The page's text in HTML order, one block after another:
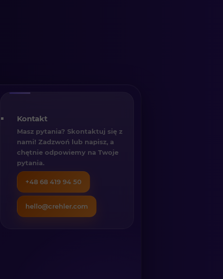
Kontakt
Masz pytania? Skontaktuj się z
nami! Zadzwoń lub napisz, a
chętnie odpowiemy na Twoje
pytania.
+48 68 419 94 50
hello@crehler.com